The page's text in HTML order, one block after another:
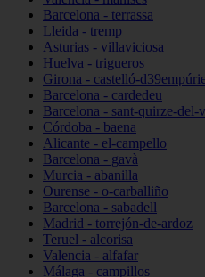
Barcelona - terrassa
Lleida - tremp
Asturias - villaviciosa
Huelva - trigueros
Girona - castelló-
Barcelona - cardedeu
Barcelona - sant-quirze-del-
Córdoba - baena
Alicante - el-campello
Barcelona - gavà
Murcia - abanilla
Ourense - o-carballiño
Barcelona - sabadell
Madrid - torrejón-de-ardoz
Teruel - alcorisa
Valencia - alfafar
Málaga - campillos